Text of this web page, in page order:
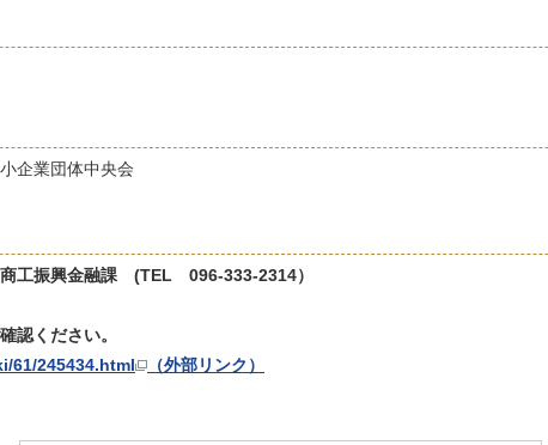
企業団体中央会
振興金融課 (TEL 096-333-2314）
認ください。
61/245434.html
（外部リンク）